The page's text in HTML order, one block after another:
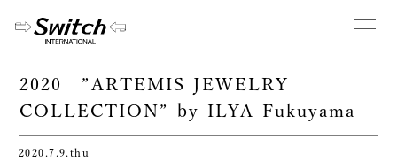
2020 ”ARTEMIS JEWELRY
COLLECTION” by ILYA Fukuyama
2020.7.9.thu